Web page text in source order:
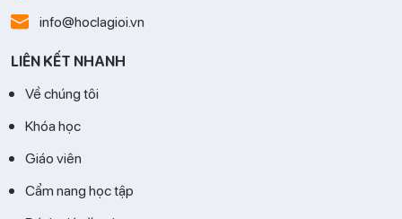
info@hoclagioi.vn
LIÊN KẾT NHANH
Về chúng tôi
Khóa học
Giáo viên
Cẩm nang học tập